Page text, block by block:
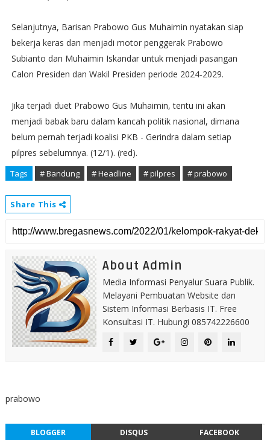
Selanjutnya, Barisan Prabowo Gus Muhaimin nyatakan siap
bekerja keras dan menjadi motor penggerak Prabowo
Subianto dan Muhaimin Iskandar untuk menjadi pasangan
Calon Presiden dan Wakil Presiden periode 2024-2029.
Jika terjadi duet Prabowo Gus Muhaimin, tentu ini akan
menjadi babak baru dalam kancah politik nasional, dimana
belum pernah terjadi koalisi PKB - Gerindra dalam setiap
pilpres sebelumnya. (12/1). (red).
Tags # Bandung # Headline # pilpres # prabowo
Share This
About Admin
Media Informasi Penyalur Suara Publik.
Melayani Pembuatan Website dan
Sistem Informasi Berbasis IT. Free
Konsultasi IT. Hubungi 085742226600
prabowo
BLOGGER DISQUS FACEBOOK